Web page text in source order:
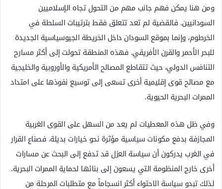
ومن هنا يمكن فهم جانب مهم من التحول تجاه الإسلاميين
السودانيين. فالقضية لم تعد تتعلق فقط بترتيبات السلطة في
الخرطوم، وإنما بموقع السودان داخل الخريطة الجيوسياسية الجديدة
للبحر الأحمر والقرن الأفريقي. فهذه المنطقة تحولت إلى أكثر مسارح
التنافس الدولي، حيث تتقاطع المصالح الأمريكية والأوروبية والخليجية
مع مصالح قوى إقليمية أخرى تسعى إلى توسيع نفوذها على امتداد
الممرات البحرية الحيوية.
وفي ظل هذه المعطيات لم يعد من السهل على القوى الغربية
المجازفة بدفع مكونات سياسية مؤثرة نحو خيارات بديلة. فصناع القرار
في الغرب يدركون أن سياسة العزل قد تدفع إلى البحث عن مسارات
أخرى خارج المنظومة التي يسعون إلى بنائها لحماية الممرات البحرية.
لذلك تبدو سياسة الاحتواء أكثر انسجاماً مع متطلبات المرحلة من